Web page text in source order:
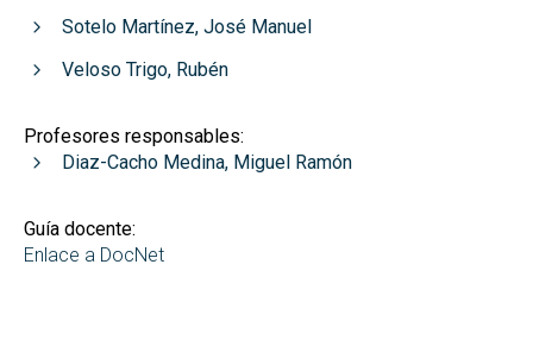
Sotelo Martínez, José Manuel
Veloso Trigo, Rubén
Profesores responsables:
Diaz-Cacho Medina, Miguel Ramón
Guía docente:
Enlace a DocNet